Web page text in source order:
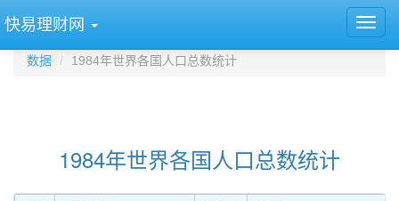
快易理财网
数据 1984年世界各国人口总数统计
1984年世界各国人口总数统计